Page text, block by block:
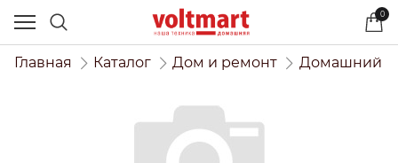
0
Главная Каталог Дом и ремонт Домашний